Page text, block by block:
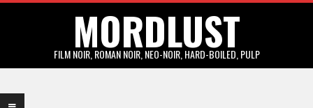
MORDLUST
FILM NOIR, ROMAN NOIR, NEO-NOIR, HARD-BOILED, PULP
Navigation